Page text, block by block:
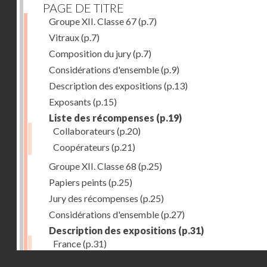
PAGE DE TITRE
Groupe XII. Classe 67(p.7)
Vitraux(p.7)
Composition du jury(p.7)
Considérations d'ensemble(p.9)
Description des expositions (p.13)
Exposants (p.15)
Liste des récompenses (p.19)
Collaborateurs (p.20)
Coopérateurs (p.21)
Groupe XII. Classe 68 (p.25)
Papiers peints (p.25)
Jury des récompenses (p.25)
Considérations d'ensemble(p.27)
Description des expositions (p.31)
France(p.31)